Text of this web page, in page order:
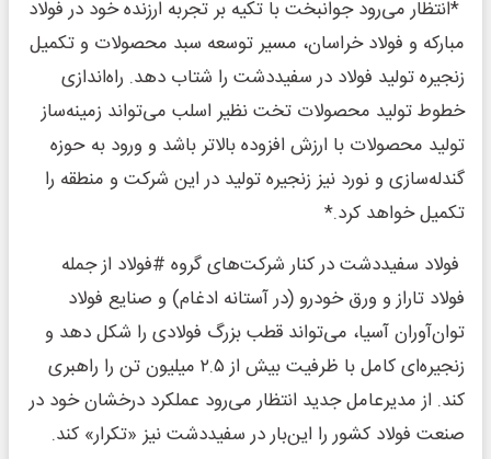
*انتظار می‌رود جوانبخت با تکیه بر تجربه ارزنده خود در فولاد
مبارکه و فولاد خراسان، مسیر توسعه سبد محصولات و تکمیل
زنجیره تولید فولاد در سفیددشت را شتاب دهد. راه‌اندازی
خطوط تولید محصولات تخت نظیر اسلب می‌تواند زمینه‌ساز
تولید محصولات با ارزش افزوده بالاتر باشد و ورود به حوزه
گندله‌سازی و نورد نیز زنجیره تولید در این شرکت و منطقه را
تکمیل خواهد کرد.*
فولاد سفیددشت در کنار شرکت‌های گروه #فولاد از جمله
فولاد تاراز و ورق خودرو (در آستانه ادغام) و صنایع فولاد
توان‌آوران آسیا، می‌تواند قطب بزرگ فولادی را شکل دهد و
زنجیره‌ای کامل با ظرفیت بیش از ۲.۵ میلیون تن را راهبری
کند. از مدیرعامل جدید انتظار می‌رود عملکرد درخشان خود در
صنعت فولاد کشور را این‌بار در سفیددشت نیز «تکرار» کند.